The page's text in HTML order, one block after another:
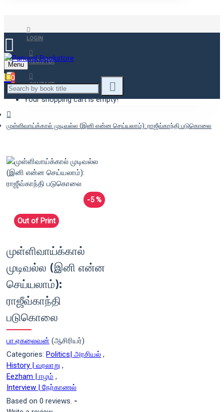
LOGIN
REGISTER
CONTACT
Menu
0
Your shopping cart is empty!
முள்ளிவாய்க்கால் முடிவல்ல (இனி என்ன செய்யலாம்): ராஜீவ்காந்தி படுகொலை
-5 %
Out of Print
முள்ளிவாய்க்கால்
முடிவல்ல (இனி என்ன
செய்யலாம்):
ராஜீவ்காந்தி
படுகொலை
பா.ஏகலைவன் (ஆசிரியர்)
Categories: Politics| அரசியல் ,
History | வரலாறு ,
Eezham | ஈழம் ,
Interview | நேர்காணல்
Based on 0 reviews. -